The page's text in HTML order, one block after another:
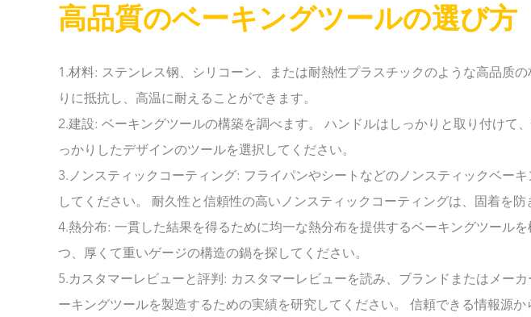
高品質のベーキングツールの選び方
1.材料: ステンレス钢、シリコーン、または耐熱性プラスチックのような高品质
りに抵抗し、高温に耐えることができます。
2.建設: ベーキングツールの構築を調べます。 ハンドルはしっかりと取り付け
っかりしたデザインのツールを選択してください。
3.ノンスティックコーティング: フライパンやシートなどのノンスティックベー
してください。 耐久性と信頼性の高いノンスティックコーティングは、固着を
4.熱分布: 一貫した結果を得るために均一な熱分布を提供するベーキングツール
つ、厚くて重いゲージの構造の鍋を探してください。
5.カスタマーレビューと評判: カスタマーレビューを読み、ブランドまたはメー
ーキングツールを製造するための実績を研究してください。 信頼できる情報源